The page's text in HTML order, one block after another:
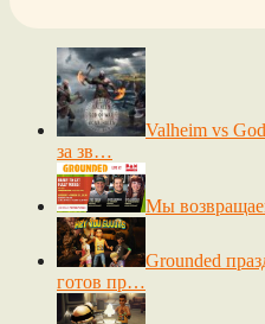
Valheim vs
за зв…
Мы
Grounded
готов пр…